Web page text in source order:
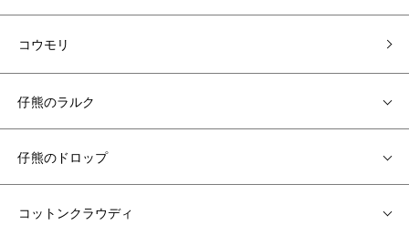
コウモリ
仔熊のラルク
仔熊のドロップ
コットンクラウディ